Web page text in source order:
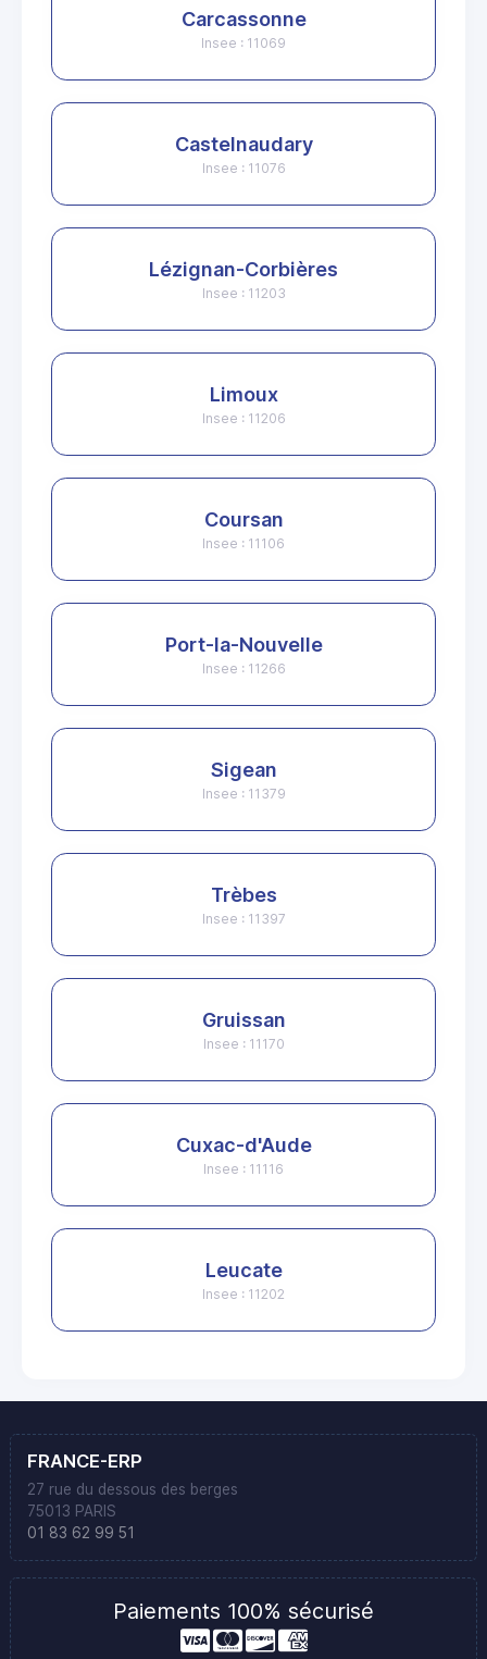
Carcassonne
Insee : 11069
Castelnaudary
Insee : 11076
Lézignan-Corbières
Insee : 11203
Limoux
Insee : 11206
Coursan
Insee : 11106
Port-la-Nouvelle
Insee : 11266
Sigean
Insee : 11379
Trèbes
Insee : 11397
Gruissan
Insee : 11170
Cuxac-d'Aude
Insee : 11116
Leucate
Insee : 11202
FRANCE-ERP
27 rue du dessous des berges
75013 PARIS
01 83 62 99 51
Paiements 100% sécurisé